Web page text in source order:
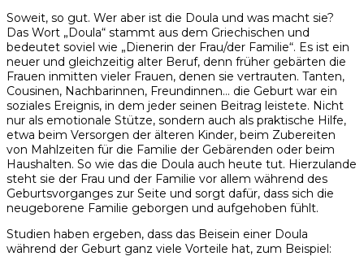
Soweit, so gut. Wer aber ist die Doula und was macht sie?
Das Wort „Doula“ stammt aus dem Griechischen und
bedeutet soviel wie „Dienerin der Frau/der Familie“. Es ist ein
neuer und gleichzeitig alter Beruf, denn früher gebärten die
Frauen inmitten vieler Frauen, denen sie vertrauten. Tanten,
Cousinen, Nachbarinnen, Freundinnen… die Geburt war ein
soziales Ereignis, in dem jeder seinen Beitrag leistete. Nicht
nur als emotionale Stütze, sondern auch als praktische Hilfe,
etwa beim Versorgen der älteren Kinder, beim Zubereiten
von Mahlzeiten für die Familie der Gebärenden oder beim
Haushalten. So wie das die Doula auch heute tut. Hierzulande
steht sie der Frau und der Familie vor allem während des
Geburtsvorganges zur Seite und sorgt dafür, dass sich die
neugeborene Familie geborgen und aufgehoben fühlt.
Studien haben ergeben, dass das Beisein einer Doula
während der Geburt ganz viele Vorteile hat, zum Beispiel: